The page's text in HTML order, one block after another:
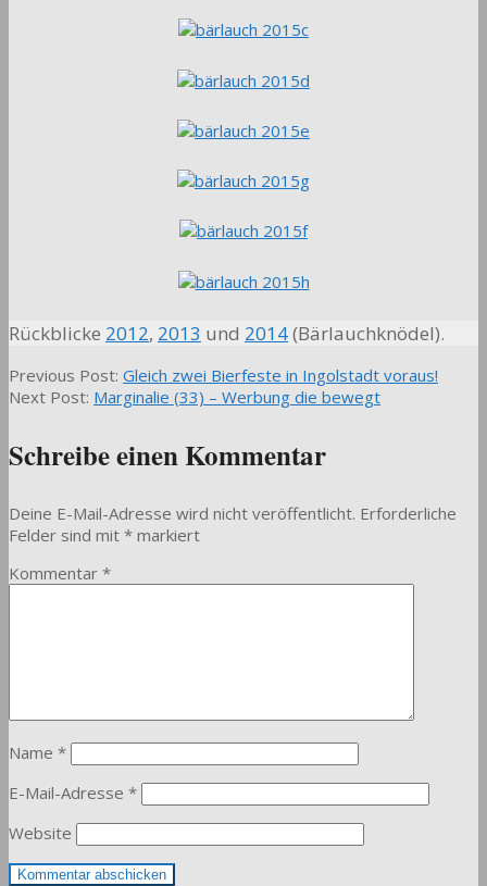
Rückblicke 2012, 2013 und 2014(Bärlauchknödel).
2015-
03-
Previous Post: Gleich zwei Bierfeste in Ingolstadt voraus!
Next Post: Marginalie (33) – Werbung die bewegt
Schreibe einen Kommentar
Deine E-Mail-Adresse wird nicht veröffentlicht. Erforderliche
Felder sind mit * markiert
Kommentar *
Name *
E-Mail-Adresse *
Website